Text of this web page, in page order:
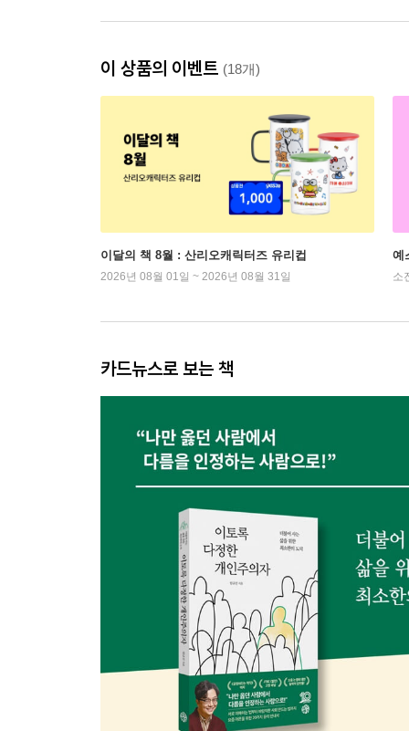
이 상품의 이벤트 (18개)
이달의 책 8월 : 산리오캐릭터즈 유리컵
2026년 08월 01일 ~ 2026년 08월 31일
예
소
카드뉴스로 보는 책